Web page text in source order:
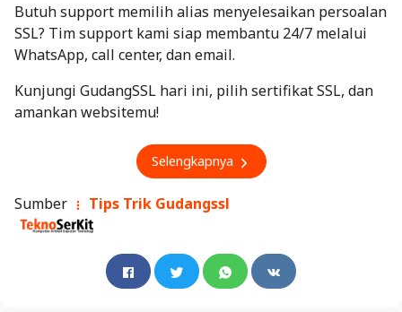
Butuh support memilih alias menyelesaikan persoalan
SSL? Tim support kami siap membantu 24/7 melalui
WhatsApp, call center, dan email.
Kunjungi GudangSSL hari ini, pilih sertifikat SSL, dan
amankan websitemu!
Selengkapnya
Sumber Tips Trik Gudangssl